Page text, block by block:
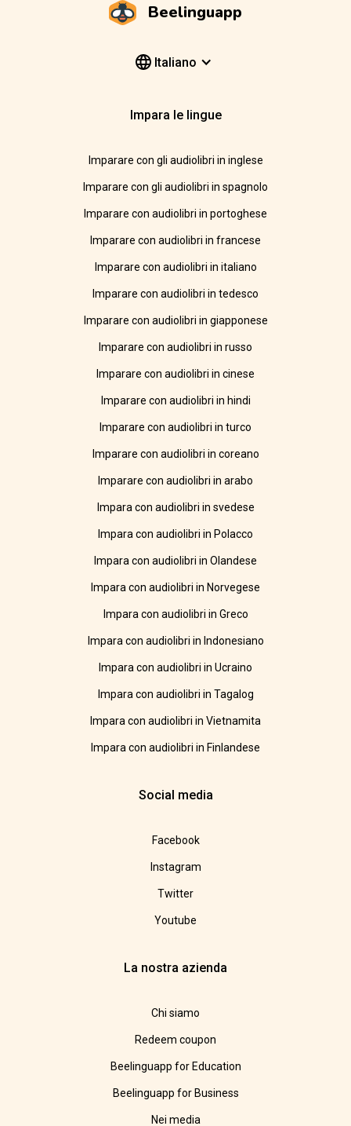
Beelinguapp
Italiano
Impara le lingue
Imparare con gli audiolibri in inglese
Imparare con gli audiolibri in spagnolo
Imparare con audiolibri in portoghese
Imparare con audiolibri in francese
Imparare con audiolibri in italiano
Imparare con audiolibri in tedesco
Imparare con audiolibri in giapponese
Imparare con audiolibri in russo
Imparare con audiolibri in cinese
Imparare con audiolibri in hindi
Imparare con audiolibri in turco
Imparare con audiolibri in coreano
Imparare con audiolibri in arabo
Impara con audiolibri in svedese
Impara con audiolibri in Polacco
Impara con audiolibri in Olandese
Impara con audiolibri in Norvegese
Impara con audiolibri in Greco
Impara con audiolibri in Indonesiano
Impara con audiolibri in Ucraino
Impara con audiolibri in Tagalog
Impara con audiolibri in Vietnamita
Impara con audiolibri in Finlandese
Social media
Facebook
Instagram
Twitter
Youtube
La nostra azienda
Chi siamo
Redeem coupon
Beelinguapp for Education
Beelinguapp for Business
Nei media